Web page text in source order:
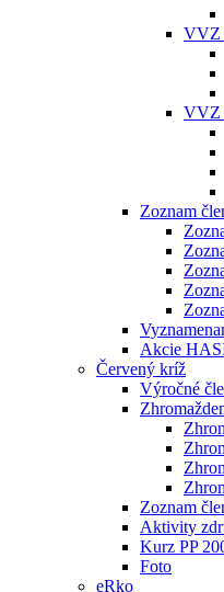
VVZ
VVZ
Zoznam
Akcie
Červený kríž
Výročné
Zoznam
Aktivity
Kurz PP
Foto
eRko